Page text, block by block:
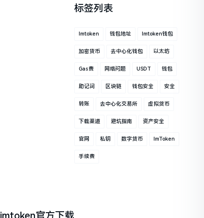
标签列表
Imtoken 钱包地址 Imtoken钱包
加密货币 去中心化钱包 以太坊
Gas费 网络问题 USDT 钱包
助记词 区块链 钱包安全 安全
转账 去中心化交易所 虚拟货币
下载渠道 避坑指南 资产安全
官网 私钥 数字货币 ImToken
手续费